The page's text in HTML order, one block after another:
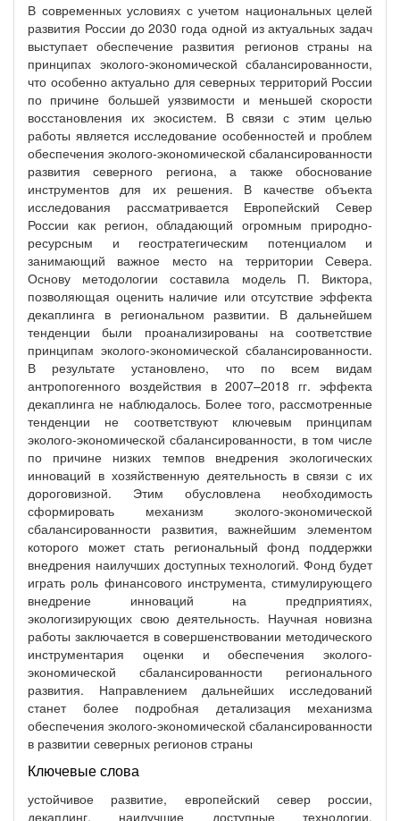
В современных условиях с учетом национальных целей
развития России до 2030 года одной из актуальных задач
выступает обеспечение развития регионов страны на
принципах эколого-экономической сбалансированности,
что особенно актуально для северных территорий России
по причине большей уязвимости и меньшей скорости
восстановления их экосистем. В связи с этим целью
работы является исследование особенностей и проблем
обеспечения эколого-экономической сбалансированности
развития северного региона, а также обоснование
инструментов для их решения. В качестве объекта
исследования рассматривается Европейский Север
России как регион, обладающий огромным природно-
ресурсным и геостратегическим потенциалом и
занимающий важное место на территории Севера.
Основу методологии составила модель П. Виктора,
позволяющая оценить наличие или отсутствие эффекта
декаплинга в региональном развитии. В дальнейшем
тенденции были проанализированы на соответствие
принципам эколого-экономической сбалансированности.
В результате установлено, что по всем видам
антропогенного воздействия в 2007–2018 гг. эффекта
декаплинга не наблюдалось. Более того, рассмотренные
тенденции не соответствуют ключевым принципам
эколого-экономической сбалансированности, в том числе
по причине низких темпов внедрения экологических
инноваций в хозяйственную деятельность в связи с их
дороговизной. Этим обусловлена необходимость
сформировать механизм эколого-экономической
сбалансированности развития, важнейшим элементом
которого может стать региональный фонд поддержки
внедрения наилучших доступных технологий. Фонд будет
играть роль финансового инструмента, стимулирующего
внедрение инноваций на предприятиях,
экологизирующих свою деятельность. Научная новизна
работы заключается в совершенствовании методического
инструментария оценки и обеспечения эколого-
экономической сбалансированности регионального
развития. Направлением дальнейших исследований
станет более подробная детализация механизма
обеспечения эколого-экономической сбалансированности
в развитии северных регионов страны
Ключевые слова
устойчивое развитие, европейский север россии,
декаплинг, наилучшие доступные технологии,